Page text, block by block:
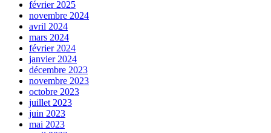
février 2025
novembre 2024
avril 2024
mars 2024
février 2024
janvier 2024
décembre 2023
novembre 2023
octobre 2023
juillet 2023
juin 2023
mai 2023